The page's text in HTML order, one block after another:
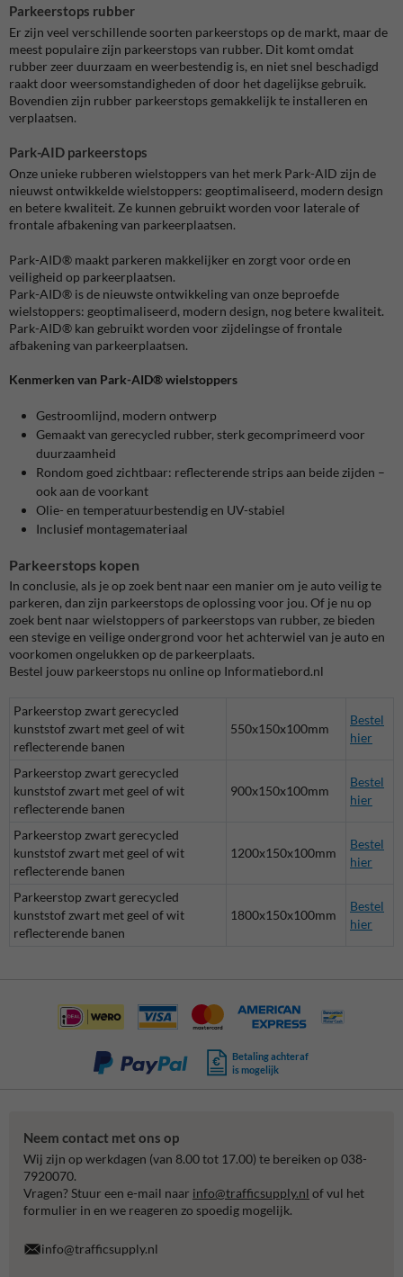
Parkeerstops rubber
Er zijn veel verschillende soorten parkeerstops op de markt, maar de
meest populaire zijn parkeerstops van rubber. Dit komt omdat
rubber zeer duurzaam en weerbestendig is, en niet snel beschadigd
raakt door weersomstandigheden of door het dagelijkse gebruik.
Bovendien zijn rubber parkeerstops gemakkelijk te installeren en
verplaatsen.
Park-AID parkeerstops
Onze unieke rubberen wielstoppers van het merk Park-AID zijn de
nieuwst ontwikkelde wielstoppers: geoptimaliseerd, modern design
en betere kwaliteit. Ze kunnen gebruikt worden voor laterale of
frontale afbakening van parkeerplaatsen.
Park-AID® maakt parkeren makkelijker en zorgt voor orde en
veiligheid op parkeerplaatsen.
Park-AID® is de nieuwste ontwikkeling van onze beproefde
wielstoppers: geoptimaliseerd, modern design, nog betere kwaliteit.
Park-AID® kan gebruikt worden voor zijdelingse of frontale
afbakening van parkeerplaatsen.
Kenmerken van Park-AID® wielstoppers
Gestroomlijnd, modern ontwerp
Gemaakt van gerecycled rubber, sterk gecomprimeerd voor
duurzaamheid
Rondom goed zichtbaar: reflecterende strips aan beide zijden –
ook aan de voorkant
Olie- en temperatuurbestendig en UV-stabiel
Inclusief montagemateriaal
Parkeerstops kopen
In conclusie, als je op zoek bent naar een manier om je auto veilig te
parkeren, dan zijn parkeerstops de oplossing voor jou. Of je nu op
zoek bent naar wielstoppers of parkeerstops van rubber, ze bieden
een stevige en veilige ondergrond voor het achterwiel van je auto en
voorkomen ongelukken op de parkeerplaats.
Bestel jouw parkeerstops nu online op Informatiebord.nl
Parkeerstop zwart gerecycled
kunststof zwart met geel of wit
reflecterende banen
550x150x100mm
Bestel
hier
Parkeerstop zwart gerecycled
kunststof zwart met geel of wit
reflecterende banen
900x150x100mm
Bestel
hier
Parkeerstop zwart gerecycled
kunststof zwart met geel of wit
reflecterende banen
1200x150x100mm
Bestel
hier
Parkeerstop zwart gerecycled
kunststof zwart met geel of wit
reflecterende banen
1800x150x100mm
Bestel
hier
Betaling achteraf
is mogelijk
Neem contact met ons op
Wij zijn op werkdagen (van 8.00 tot 17.00) te bereiken op 038-
7920070.
Vragen? Stuur een e-mail naar info@trafficsupply.nl of vul het
formulier in en we reageren zo spoedig mogelijk.
info@trafficsupply.nl